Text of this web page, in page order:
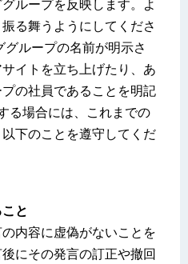
ループを反映します。よ
る舞うようにしてくださ
ループの名前が明示さ
イトを立ち上げたり、あ
の社員であることを明記
る場合には、これまでの
下のことを遵守してくだ
と
内容に虚偽がないことを
にその発言の訂正や撤回